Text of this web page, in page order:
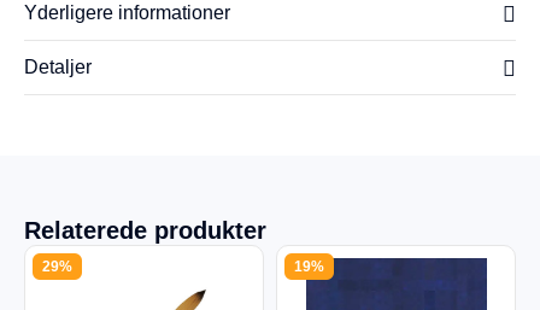
Yderligere informationer
Detaljer
Relaterede produkter
29% 19%